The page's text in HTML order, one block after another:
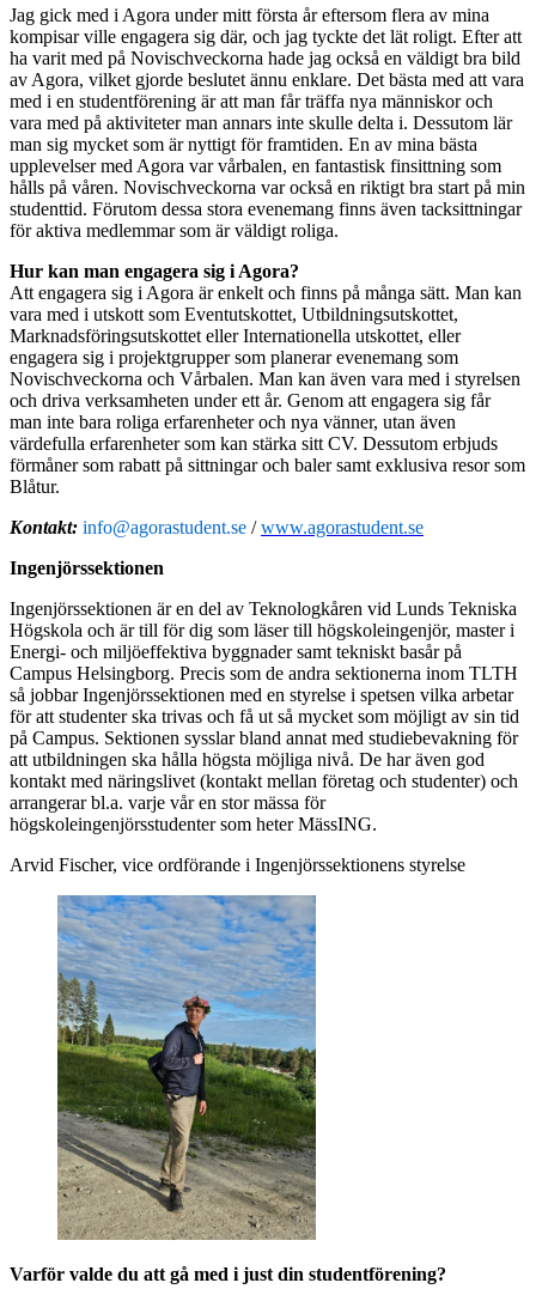
Jag gick med i Agora under mitt första år eftersom flera av mina
kompisar ville engagera sig där, och jag tyckte det lät roligt. Efter att
ha varit med på Novischveckorna hade jag också en väldigt bra bild
av Agora, vilket gjorde beslutet ännu enklare. Det bästa med att vara
med i en studentförening är att man får träffa nya människor och
vara med på aktiviteter man annars inte skulle delta i. Dessutom lär
man sig mycket som är nyttigt för framtiden. En av mina bästa
upplevelser med Agora var vårbalen, en fantastisk finsittning som
hålls på våren. Novischveckorna var också en riktigt bra start på min
studenttid. Förutom dessa stora evenemang finns även tacksittningar
för aktiva medlemmar som är väldigt roliga.
Hur kan man engagera sig i Agora?
Att engagera sig i Agora är enkelt och finns på många sätt. Man kan
vara med i utskott som Eventutskottet, Utbildningsutskottet,
Marknadsföringsutskottet eller Internationella utskottet, eller
engagera sig i projektgrupper som planerar evenemang som
Novischveckorna och Vårbalen. Man kan även vara med i styrelsen
och driva verksamheten under ett år. Genom att engagera sig får
man inte bara roliga erfarenheter och nya vänner, utan även
värdefulla erfarenheter som kan stärka sitt CV. Dessutom erbjuds
förmåner som rabatt på sittningar och baler samt exklusiva resor som
Blåtur.
Kontakt: info@agorastudent.se /www.agorastudent.se
Ingenjörssektionen
Ingenjörssektionen är en del av Teknologkåren vid Lunds Tekniska
Högskola och är till för dig som läser till högskoleingenjör, master i
Energi- och miljöeffektiva byggnader samt tekniskt basår på
Campus Helsingborg. Precis som de andra sektionerna inom TLTH
så jobbar Ingenjörssektionen med en styrelse i spetsen vilka arbetar
för att studenter ska trivas och få ut så mycket som möjligt av sin tid
på Campus. Sektionen sysslar bland annat med studiebevakning för
att utbildningen ska hålla högsta möjliga nivå. De har även god
kontakt med näringslivet (kontakt mellan företag och studenter) och
arrangerar bl.a. varje vår en stor mässa för
högskoleingenjörsstudenter som heter MässING.
Arvid Fischer, vice ordförande i Ingenjörssektionens styrelse
Varför valde du att gå med i just din studentförening?